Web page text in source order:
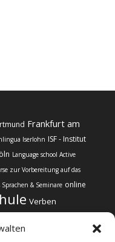
Frankfurt am
Iserlohn ISF - Institut
Language school Active
zur Vorbereitung auf das
& Seminare online
Verben